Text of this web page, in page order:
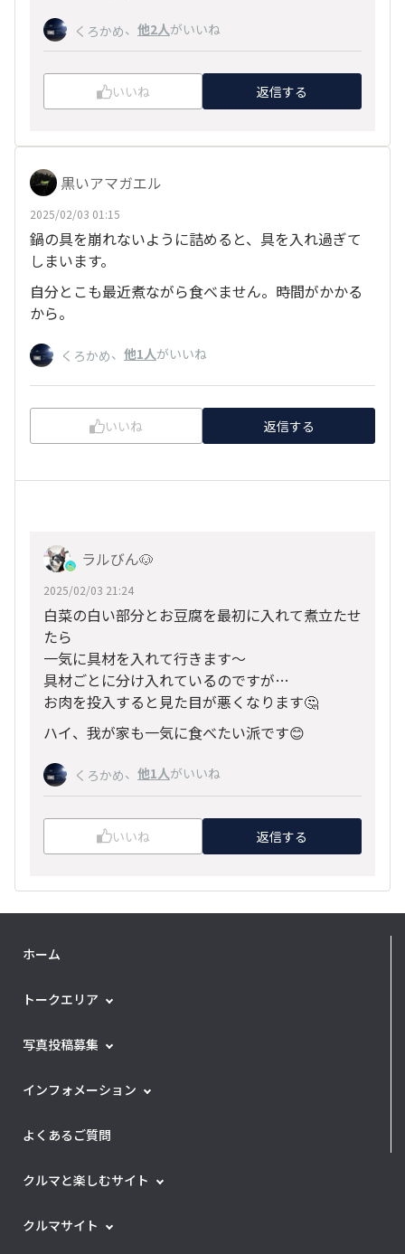
くろかめ、 他2人がいいね
いいね 返信する
黒いアマガエル
2025/02/03 01:15
鍋の具を崩れないように詰めると、具を入れ過ぎて
しまいます。
自分とこも最近煮ながら食べません。時間がかかる
から。
くろかめ、 他1人がいいね
いいね 返信する
ラルびん🐶
2025/02/03 21:24
白菜の白い部分とお豆腐を最初に入れて煮立たせ
たら
一気に具材を入れて行きます～
具材ごとに分け入れているのですが…
お肉を投入すると見た目が悪くなります🤔
ハイ、我が家も一気に食べたい派です😊
くろかめ、 他1人がいいね
いいね 返信する
ホーム
トークエリア
写真投稿募集
インフォメーション
よくあるご質問
クルマと楽しむサイト
クルマサイト